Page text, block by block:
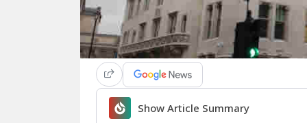
Show Article Summary